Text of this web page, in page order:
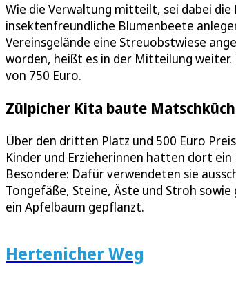
Wie die Verwaltung mitteilt, sei dabei
insektenfreundliche Blumenbeete
Vereinsgelände eine Streuobstwiese
worden, heißt es in der Mitteilung
von 750 Euro.
Zülpicher Kita baute
Über den dritten Platz und 500 Euro
Kinder und Erzieherinnen hatten dort
Besondere: Dafür verwendeten sie
Tongefäße, Steine, Äste und Stroh
ein Apfelbaum gepflanzt.
Hertenicher Weg